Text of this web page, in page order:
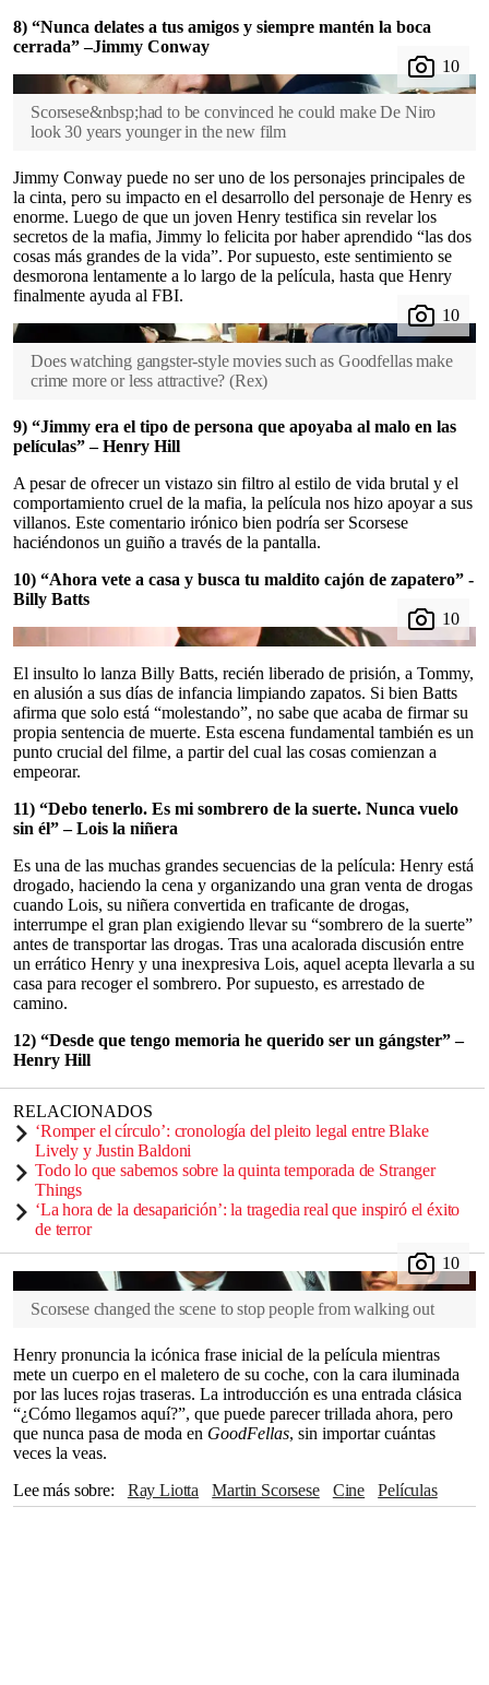
8) “Nunca delates a tus amigos y siempre mantén la boca
cerrada” –Jimmy Conway
Scorsese&nbsp;had to be convinced he could make De Niro
look 30 years younger in the new film
Jimmy Conway puede no ser uno de los personajes principales de
la cinta, pero su impacto en el desarrollo del personaje de Henry es
enorme. Luego de que un joven Henry testifica sin revelar los
secretos de la mafia, Jimmy lo felicita por haber aprendido “las dos
cosas más grandes de la vida”. Por supuesto, este sentimiento se
desmorona lentamente a lo largo de la película, hasta que Henry
finalmente ayuda al FBI.
Does watching gangster-style movies such as Goodfellas make
crime more or less attractive? (Rex)
9) “Jimmy era el tipo de persona que apoyaba al malo en las
películas” – Henry Hill
A pesar de ofrecer un vistazo sin filtro al estilo de vida brutal y el
comportamiento cruel de la mafia, la película nos hizo apoyar a sus
villanos. Este comentario irónico bien podría ser Scorsese
haciéndonos un guiño a través de la pantalla.
10) “Ahora vete a casa y busca tu maldito cajón de zapatero” -
Billy Batts
El insulto lo lanza Billy Batts, recién liberado de prisión, a Tommy,
en alusión a sus días de infancia limpiando zapatos. Si bien Batts
afirma que solo está “molestando”, no sabe que acaba de firmar su
propia sentencia de muerte. Esta escena fundamental también es un
punto crucial del filme, a partir del cual las cosas comienzan a
empeorar.
11) “Debo tenerlo. Es mi sombrero de la suerte. Nunca vuelo
sin él” – Lois la niñera
Es una de las muchas grandes secuencias de la película: Henry está
drogado, haciendo la cena y organizando una gran venta de drogas
cuando Lois, su niñera convertida en traficante de drogas,
interrumpe el gran plan exigiendo llevar su “sombrero de la suerte”
antes de transportar las drogas. Tras una acalorada discusión entre
un errático Henry y una inexpresiva Lois, aquel acepta llevarla a su
casa para recoger el sombrero. Por supuesto, es arrestado de
camino.
12) “Desde que tengo memoria he querido ser un gángster” –
Henry Hill
RELACIONADOS
‘Romper el círculo’: cronología del pleito legal entre Blake
Lively y Justin Baldoni
Todo lo que sabemos sobre la quinta temporada de Stranger
Things
‘La hora de la desaparición’: la tragedia real que inspiró el éxito
de terror
Scorsese changed the scene to stop people from walking out
Henry pronuncia la icónica frase inicial de la película mientras
mete un cuerpo en el maletero de su coche, con la cara iluminada
por las luces rojas traseras. La introducción es una entrada clásica
“¿Cómo llegamos aquí?”, que puede parecer trillada ahora, pero
que nunca pasa de moda en GoodFellas, sin importar cuántas
veces la veas.
Lee más sobre
Ray Liotta Martin Scorsese cine
películas